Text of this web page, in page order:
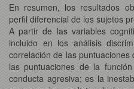
En resumen, los resultados
perfil diferencial de los sujetos
A partir de las variables
incluido en los análisis
correlación de las
las puntuaciones de la
conducta agresiva; es la